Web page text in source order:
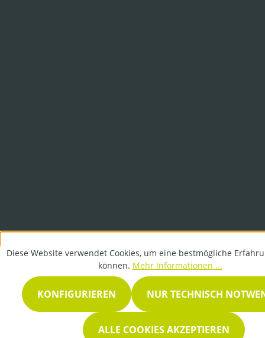
Diese Website verwendet Cookies, um eine bestmögliche
können. Mehr Informationen ...
NUR TECHNISCH
KONFIGURIEREN
ALLE COOKIES AKZEPTIEREN